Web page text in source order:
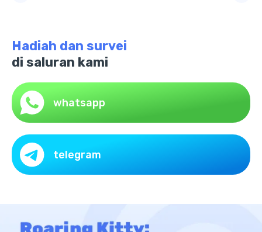
Hadiah dan survei
di saluran kami
whatsapp
telegram